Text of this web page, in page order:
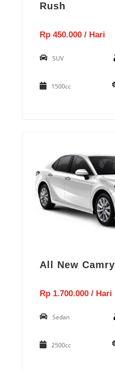
Rush
Rp 450.000 / Hari
SUV
1500cc
All New Camry
Rp 1.700.000 / Hari
Sedan
2500cc